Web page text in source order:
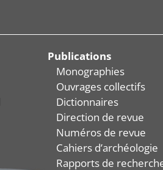
Publications
Monographies
Ouvrages collectifs
Dictionnaires
Direction de revue
Numéros de revue
Cahiers d’archéologie
Rapports de